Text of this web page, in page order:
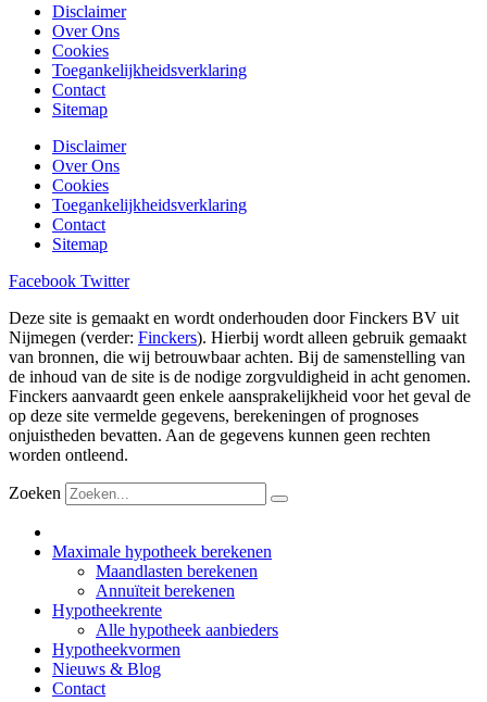
Disclaimer
Over Ons
Cookies
Toegankelijkheidsverklaring
Contact
Sitemap
Disclaimer
Over Ons
Cookies
Toegankelijkheidsverklaring
Contact
Sitemap
Facebook Twitter
Deze site is gemaakt en wordt onderhouden door Finckers BV uit
Nijmegen (verder: Finckers). Hierbij wordt alleen gebruik gemaakt
van bronnen, die wij betrouwbaar achten. Bij de samenstelling van
de inhoud van de site is de nodige zorgvuldigheid in acht genomen.
Finckers aanvaardt geen enkele aansprakelijkheid voor het geval de
op deze site vermelde gegevens, berekeningen of prognoses
onjuistheden bevatten. Aan de gegevens kunnen geen rechten
worden ontleend.
Zoeken
Maximale hypotheek berekenen
Maandlasten berekenen
Annuïteit berekenen
Hypotheekrente
Alle hypotheek aanbieders
Hypotheekvormen
Nieuws & Blog
Contact